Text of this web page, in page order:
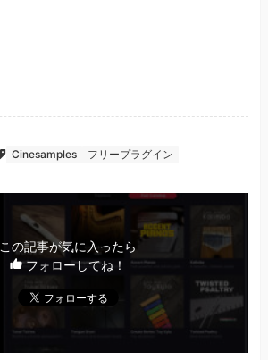
Cinesamples フリープラグイン
この記事が気に入ったら
フォローしてね！